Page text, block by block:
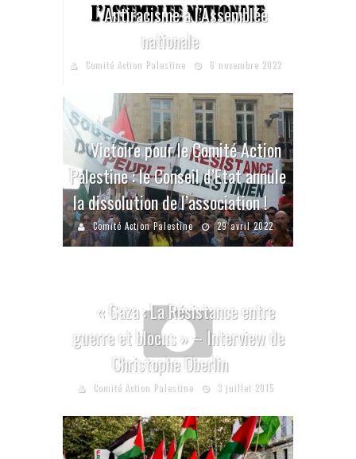
Antiracisme à l’Assemblée
nationale
Comité Action Palestine 6 novembre 2022
Victoire pour le Comité Action
Palestine : le Conseil d’Etat annule
la dissolution de l’association !
Comité Action Palestine 29 avril 2022
« Gaza : La Résistance entre
guerre et blocus » – Interview de
Christophe Oberlin
Comité Action Palestine 3 juillet 2015